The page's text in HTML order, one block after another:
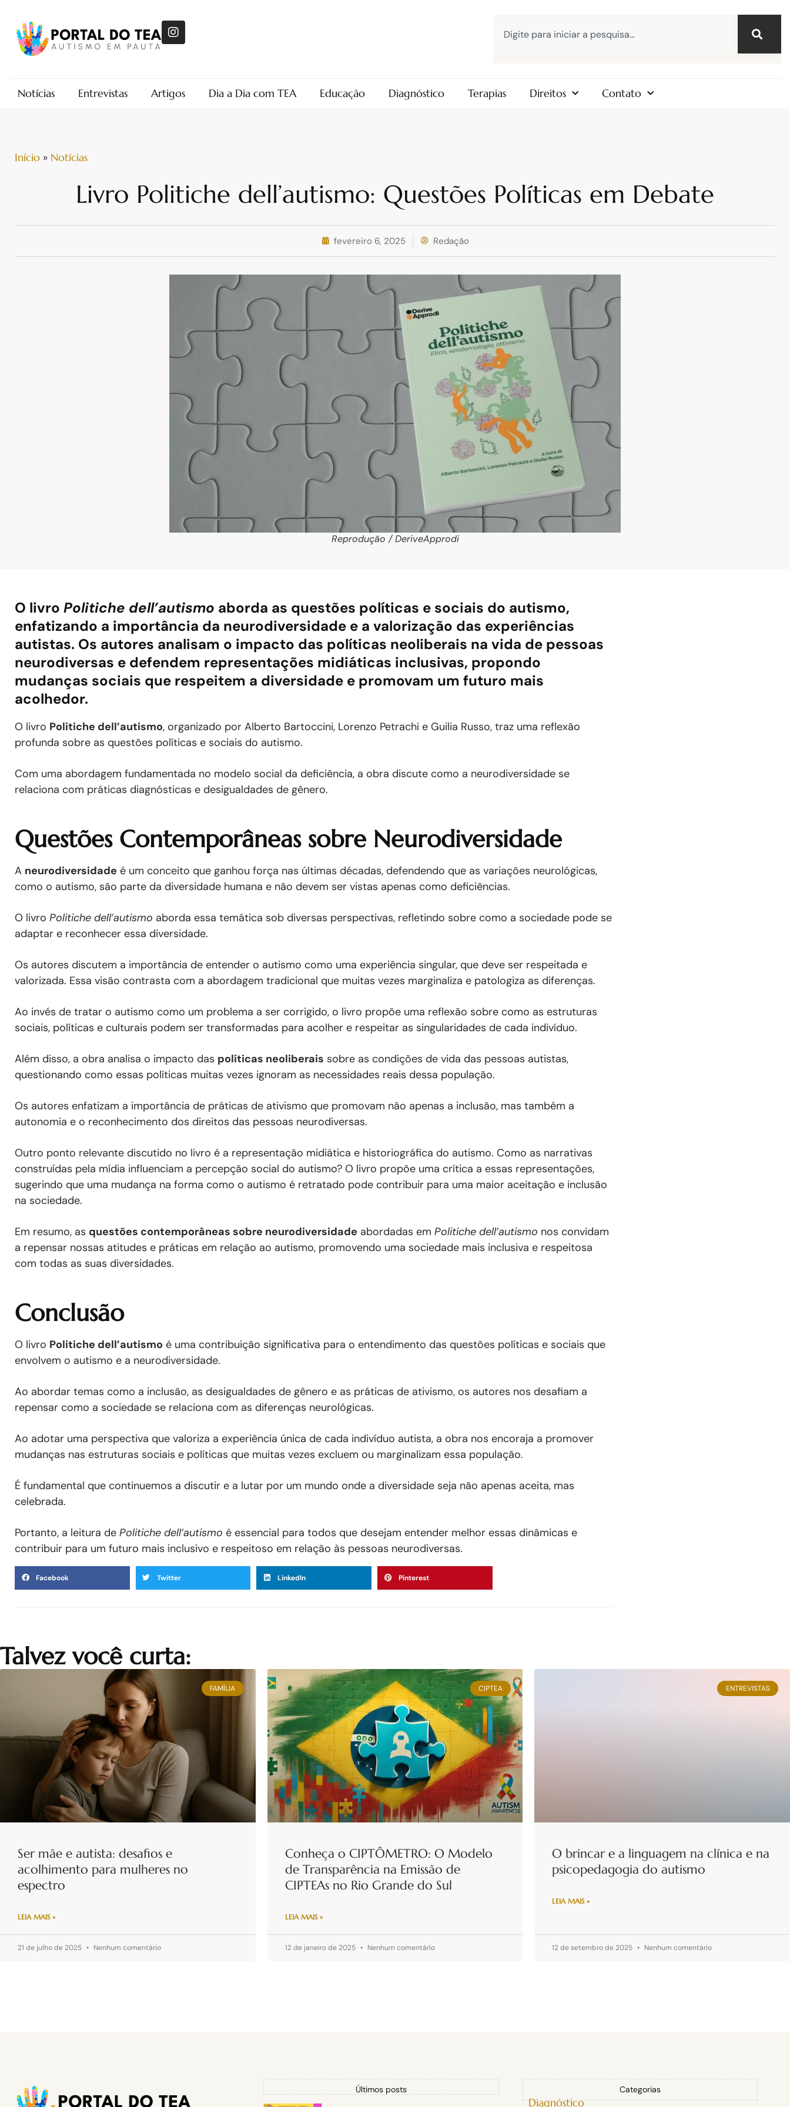
Notícias Entrevistas Artigos Dia a Dia com TEA Educação Diagnóstico Terapias Direitos Contato
Início » Notícias
Livro Politiche dell’autismo: Questões Políticas em Debate
fevereiro 6, 2025 Redação
Reprodução / DeriveApprodi
O livro Politiche dell’autismo aborda as questões políticas e sociais do autismo,
enfatizando a importância da neurodiversidade e a valorização das experiências
autistas. Os autores analisam o impacto das políticas neoliberais na vida de pessoas
neurodiversas e defendem representações midiáticas inclusivas, propondo
mudanças sociais que respeitem a diversidade e promovam um futuro mais
acolhedor.
O livro Politiche dell’autismo, organizado por Alberto Bartoccini, Lorenzo Petrachi e Guilia Russo, traz uma reflexão
profunda sobre as questões políticas e sociais do autismo.
Com uma abordagem fundamentada no modelo social da deficiência, a obra discute como a neurodiversidade se
relaciona com práticas diagnósticas e desigualdades de gênero.
Questões Contemporâneas sobre Neurodiversidade
A neurodiversidade é um conceito que ganhou força nas últimas décadas, defendendo que as variações neurológicas,
como o autismo, são parte da diversidade humana e não devem ser vistas apenas como deficiências.
O livro Politiche dell’autismo aborda essa temática sob diversas perspectivas, refletindo sobre como a sociedade pode se
adaptar e reconhecer essa diversidade.
Os autores discutem a importância de entender o autismo como uma experiência singular, que deve ser respeitada e
valorizada. Essa visão contrasta com a abordagem tradicional que muitas vezes marginaliza e patologiza as diferenças.
Ao invés de tratar o autismo como um problema a ser corrigido, o livro propõe uma reflexão sobre como as estruturas
sociais, políticas e culturais podem ser transformadas para acolher e respeitar as singularidades de cada indivíduo.
Além disso, a obra analisa o impacto das políticas neoliberais sobre as condições de vida das pessoas autistas,
questionando como essas políticas muitas vezes ignoram as necessidades reais dessa população.
Os autores enfatizam a importância de práticas de ativismo que promovam não apenas a inclusão, mas também a
autonomia e o reconhecimento dos direitos das pessoas neurodiversas.
Outro ponto relevante discutido no livro é a representação midiática e historiográfica do autismo. Como as narrativas
construídas pela mídia influenciam a percepção social do autismo? O livro propõe uma crítica a essas representações,
sugerindo que uma mudança na forma como o autismo é retratado pode contribuir para uma maior aceitação e inclusão
na sociedade.
Em resumo, as questões contemporâneas sobre neurodiversidade abordadas em Politiche dell’autismo nos convidam
a repensar nossas atitudes e práticas em relação ao autismo, promovendo uma sociedade mais inclusiva e respeitosa
com todas as suas diversidades.
Conclusão
O livro Politiche dell’autismo é uma contribuição significativa para o entendimento das questões políticas e sociais que
envolvem o autismo e a neurodiversidade.
Ao abordar temas como a inclusão, as desigualdades de gênero e as práticas de ativismo, os autores nos desafiam a
repensar como a sociedade se relaciona com as diferenças neurológicas.
Ao adotar uma perspectiva que valoriza a experiência única de cada indivíduo autista, a obra nos encoraja a promover
mudanças nas estruturas sociais e políticas que muitas vezes excluem ou marginalizam essa população.
É fundamental que continuemos a discutir e a lutar por um mundo onde a diversidade seja não apenas aceita, mas
celebrada.
Portanto, a leitura de Politiche dell’autismo é essencial para todos que desejam entender melhor essas dinâmicas e
contribuir para um futuro mais inclusivo e respeitoso em relação às pessoas neurodiversas.
Facebook Twitter LinkedIn Pinterest
Talvez você curta:
FAMÍLIA
Ser mãe e autista: desafios e
acolhimento para mulheres no
espectro
LEIA MAIS »
21 de julho de 2025 Nenhum comentário
CIPTEA
Conheça o CIPTÔMETRO: O Modelo
de Transparência na Emissão de
CIPTEAs no Rio Grande do Sul
LEIA MAIS »
12 de janeiro de 2025 Nenhum comentário
ENTREVISTAS
O brincar e a linguagem na clínica e na
psicopedagogia do autismo
LEIA MAIS »
12 de setembro de 2025 Nenhum comentário
Últimos posts Categorias
Diagnóstico